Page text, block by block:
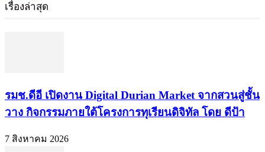
เรื่องล่าสุด
รมช.ดีอี เปิดงาน Digital Durian Market จากสวนสู่ชั้น
วาง กิจกรรมภายใต้โครงการทุเรียนดิจิทัล โดย ดีป้า
7 สิงหาคม 2026